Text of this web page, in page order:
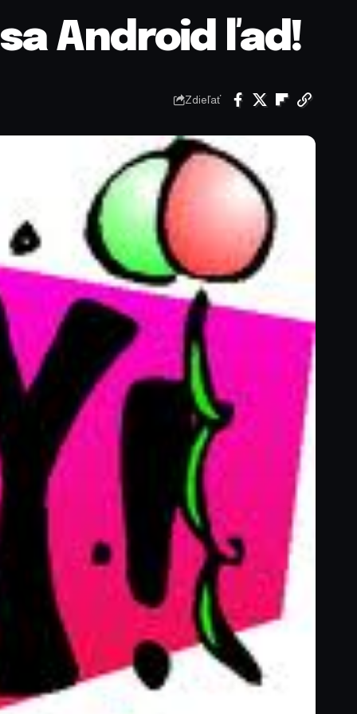
Android ľad!
Zdieľať